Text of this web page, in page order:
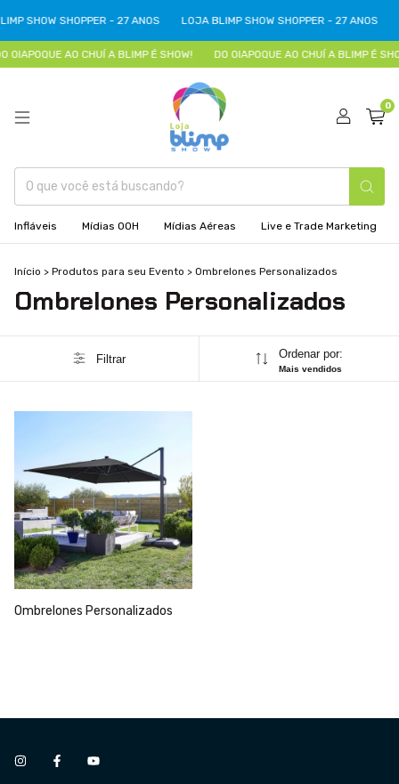
SHOW SHOPPER - 27 ANOS LOJA BLIMP SHOW SHOPPER - 27 ANOS
OIAPOQUE AO CHUÍ A BLIMP É SHOW! DO OIAPOQUE AO CHUÍ A BLIMP É
0
Infláveis Mídias OOH Mídias Aéreas Live e Trade Marketing
Início > Produtos para seu Evento > Ombrelones Personalizados
Ombrelones Personalizados
Filtrar Ordenar por:
Mais vendidos
Ombrelones Personalizados